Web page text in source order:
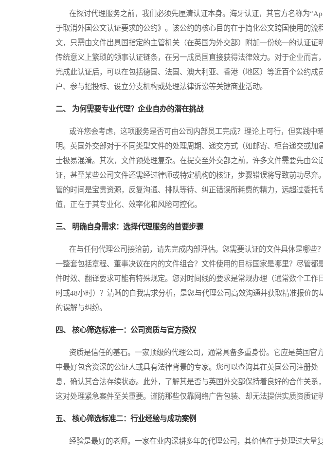
在探讨代理服务之前，我们必须先厘清认证本身。海牙认证，其官方名称为
于取消外国公文认证要求的公约》。该公约的核心目的在于简化公文跨国使用的流
文，只需由文件出具国指定的主管机关（在英国为外交部）附加一份统一的认证证
传统意义上繁琐的领事认证链条，在另一成员国直接获得法律效力。对于企业而言
完成此认证后，可以在包括德国、法国、澳大利亚、香港（地区）等近百个公约成
户、参与招投标、设立分支机构或处理法律诉讼等关键商业活动。
二、 为何需要专业代理？企业自办的潜在挑战
或许您会考虑，这项服务是否可由公司内部员工完成？理论上可行，但实践中
明。英国外交部对于不同类型文件的处理周期、递交方式（如邮寄、柜台递交或加
士极易混淆。其次，文件预处理复杂。在提交至外交部之前，许多文件需要先由公
证，甚至某些公司文件还需经过律师或特定机构的核证，步骤错误将导致前功尽弃
管的时间是宝贵资源，反复沟通、排队等待、纠正错误所耗费的精力，远超过委托
值，正在于其专业化、效率化和风险可控化。
三、 明确自身需求：选择代理服务的首要步骤
在与任何代理公司接洽前，请先完成内部评估。您需要认证的文件具体是哪些
一整套包括章程、董事决议在内的文件组合？文件使用的目标国家是哪里？尽管都
件时效、翻译要求可能有特殊规定。您对时间线的要求是常规办理（通常数个工作
时或48小时）？清晰的自我需求分析，是您与代理公司高效沟通并获取精准报价的
的误解与纠纷。
四、 核心筛选标准一：公司资质与官方授权
资质是信任的基石。一家顶级的代理公司，通常具备多重身份。它应是英国官
中最好包含资深的公证人或具有法律背景的专家。您可以查询其在英国公司注册处
息，确认其合法存续状态。此外，了解其是否与英国外交部保持着良好的合作关系
这对处理紧急案件至关重要。谨防那些仅靠网络广告包装、却无法提供实质资质证
五、 核心筛选标准二：行业经验与成功案例
经验是最好的老师。一家在业内深耕多年的代理公司，其价值在于处理过大量